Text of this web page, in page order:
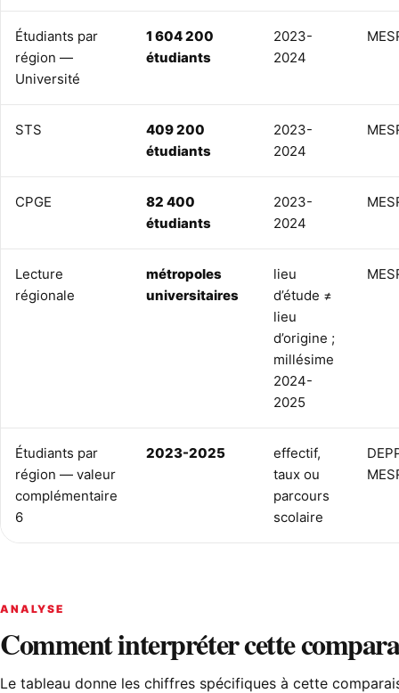
Étudiants par
région —
Université
1 604 200
étudiants
2023-
2024
STS
409 200
étudiants
2023-
2024
CPGE
82 400
étudiants
2023-
2024
Lecture
régionale
métropoles
universitaires
lieu
d’étude ≠
lieu
d’origine ;
millésime
2024-
2025
Étudiants par
région — valeur
complémentaire
6
2023-2025
effectif,
taux ou
parcours
scolaire
ANALYSE
Comment interpréter cette
Le tableau donne les chiffres spécifiques à cette